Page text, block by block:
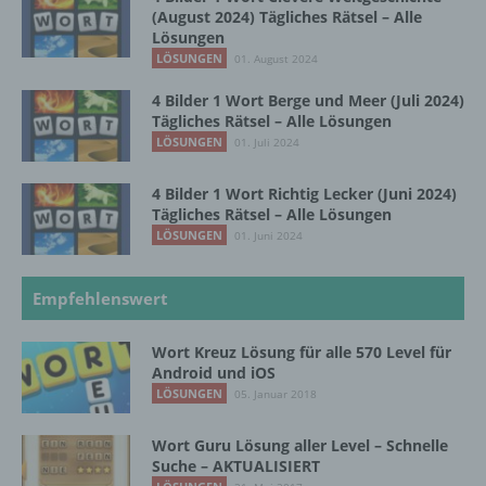
(August 2024) Tägliches Rätsel – Alle
Lösungen
LÖSUNGEN 01. August 2024
4 Bilder 1 Wort Berge und Meer (Juli 2024)
Tägliches Rätsel – Alle Lösungen
LÖSUNGEN 01. Juli 2024
4 Bilder 1 Wort Richtig Lecker (Juni 2024)
Tägliches Rätsel – Alle Lösungen
LÖSUNGEN 01. Juni 2024
Empfehlenswert
Wort Kreuz Lösung für alle 570 Level für
Android und iOS
LÖSUNGEN 05. Januar 2018
Wort Guru Lösung aller Level – Schnelle
Suche – AKTUALISIERT
Auftragsverarbeiters befugt sind, die
personenbezogenen Daten zu verarbeiten.
k) Einwilligung
Einwilligung ist jede von der betroffenen
Person freiwillig für den bestimmten Fall in
informierter Weise und unmissverständlich
abgegebene Willensbekundung in Form
einer Erklärung oder einer sonstigen
die betroffene Person zu verstehen gibt, dass
ist.
Name und Anschrift des für die Verarbeitung
Verantwortlichen